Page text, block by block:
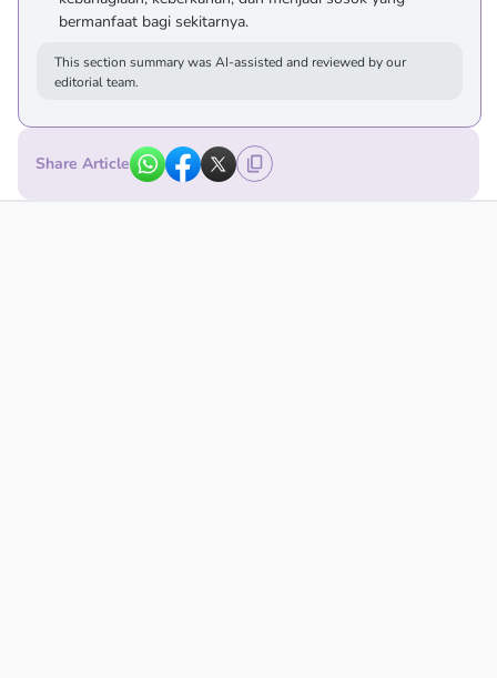
bermanfaat bagi sekitarnya.
This section summary was AI-assisted and reviewed by our
editorial team.
Share Article